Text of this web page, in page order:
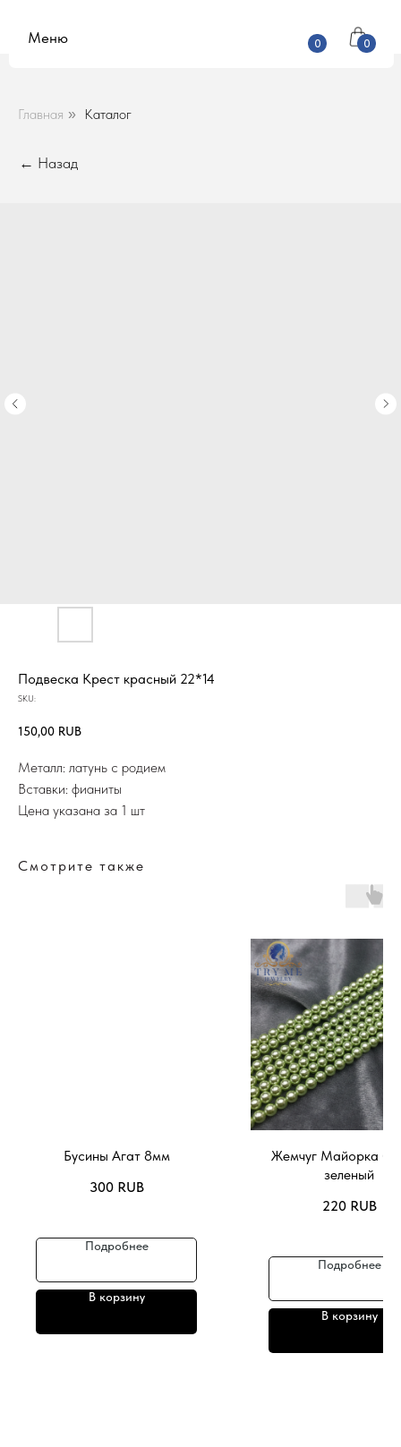
Главная » Каталог
← Назад
Подвеска Крест красный 22*14
SKU:
150,00 RUB
Металл: латунь с родием
Вставки: фианиты
Цена указана за 1 шт
Смотрите также
Бусины Агат 8мм
300 RUB
Подробнее
В корзину
Жемчуг Майорка
зеленый
220 RUB
Подробнее
В корзину